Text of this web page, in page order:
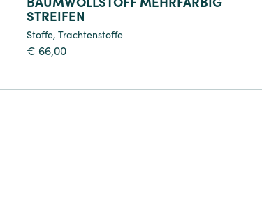
STREIFEN
Stoffe, Trachtenstoffe
€ 66,00